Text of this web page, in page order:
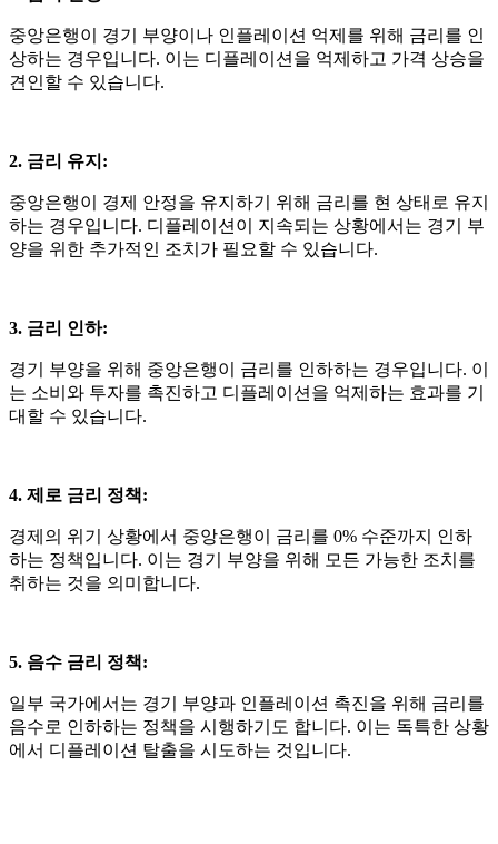
중앙은행이 경기 부양이나 인플레이션 억제를 위해 금리를 인
상하는 경우입니다. 이는 디플레이션을 억제하고 가격 상승을
견인할 수 있습니다.
2. 금리 유지 :
중앙은행이 경제 안정을 유지하기 위해 금리를 현 상태로 유지
하는 경우입니다. 디플레이션이 지속되는 상황에서는 경기 부
양을 위한 추가적인 조치가 필요할 수 있습니다.
3. 금리 인하:
경기 부양을 위해 중앙은행이 금리를 인하하는 경우입니다. 이
는 소비와 투자를 촉진하고 디플레이션을 억제하는 효과를 기
대할 수 있습니다.
4. 제로 금리 정책:
경제의 위기 상황에서 중앙은행이 금리를 0% 수준까지 인하
하는 정책입니다. 이는 경기 부양을 위해 모든 가능한 조치를
취하는 것을 의미합니다.
5. 음수 금리 정책:
일부 국가에서는 경기 부양과 인플레이션 촉진을 위해 금리를
음수로 인하하는 정책을 시행하기도 합니다. 이는 독특한 상황
에서 디플레이션 탈출을 시도하는 것입니다.